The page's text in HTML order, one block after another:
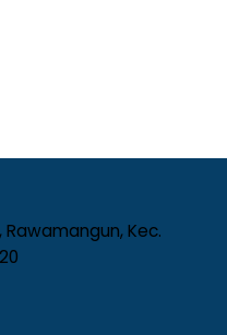
Rawamangun, Kec.